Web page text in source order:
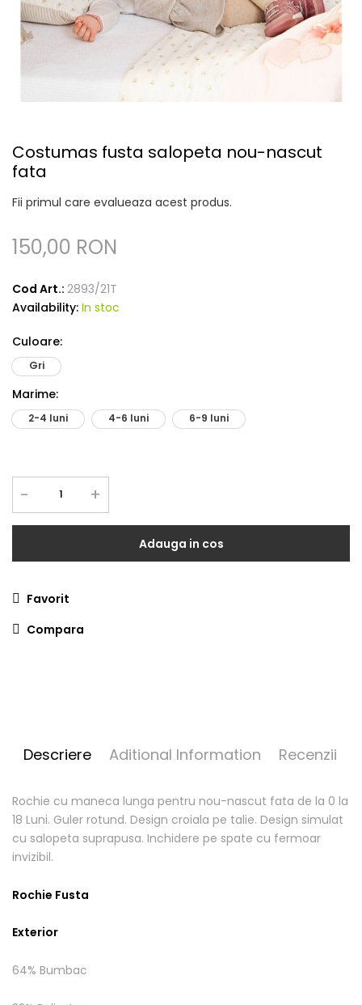
Costumas fusta salopeta nou-nascut
fata
Fii primul care evalueaza acest produs.
150,00 RON
Cod Art.: 2893/21T
Availability: In stoc
Culoare:
Gri
Marime:
2-4 luni 4-6 luni 6-9 luni
- +
Adauga in cos
Favorit
Compara
Descriere Aditional Information Recenzii
Rochie cu maneca lunga pentru nou-nascut fata de la 0 la
18 Luni. Guler rotund. Design croiala pe talie. Design simulat
cu salopeta suprapusa. Inchidere pe spate cu fermoar
invizibil.
Rochie Fusta
Exterior
64% Bumbac